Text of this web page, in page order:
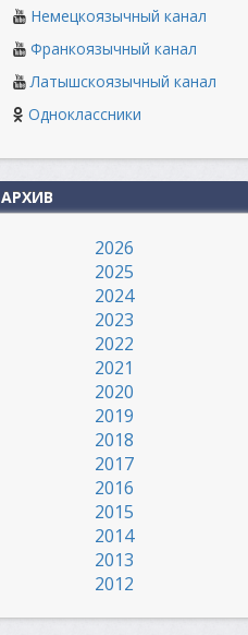
Немецкоязычный канал
Франкоязычный канал
Латышскоязычный канал
Одноклассники
АРХИВ
2026
2025
2024
2023
2022
2021
2020
2019
2018
2017
2016
2015
2014
2013
2012